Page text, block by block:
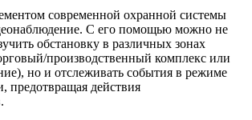
современной охранной системы
С его помощью можно не
обстановку в различных зонах
производственный комплекс или
но и отслеживать события в режиме
предотвращая действия